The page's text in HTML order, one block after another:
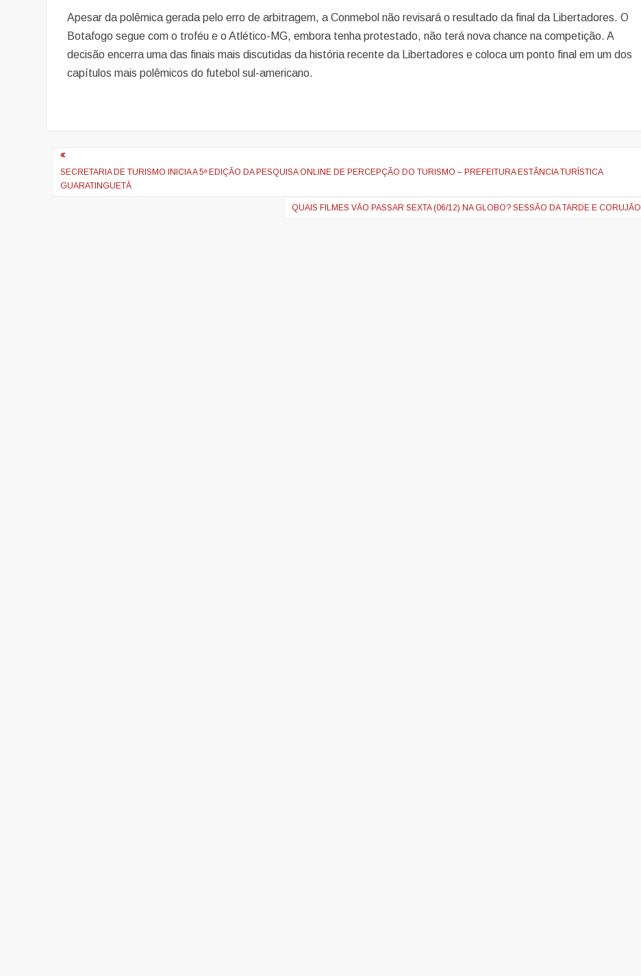
Apesar da polêmica gerada pelo erro de arbitragem, a Conmebol não revisará o resultado da final da Libertadores. O
Botafogo segue com o troféu e o Atlético-MG, embora tenha protestado, não terá nova chance na competição. A
decisão encerra uma das finais mais discutidas da história recente da Libertadores e coloca um ponto final em um dos
capítulos mais polêmicos do futebol sul-americano.
Navegação
de
SECRETARIA DE TURISMO INICIA A 5ª EDIÇÃO DA PESQUISA ONLINE DE PERCEPÇÃO DO TURISMO – PREFEITURA ESTÂNCIA TURÍSTICA
GUARATINGUETÁ
QUAIS FILMES VÃO PASSAR SEXTA (06/12) NA GLOBO? SESSÃO DA TARDE E CORUJÃO